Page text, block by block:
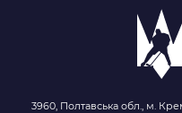
3960, Полтавська обл., м.